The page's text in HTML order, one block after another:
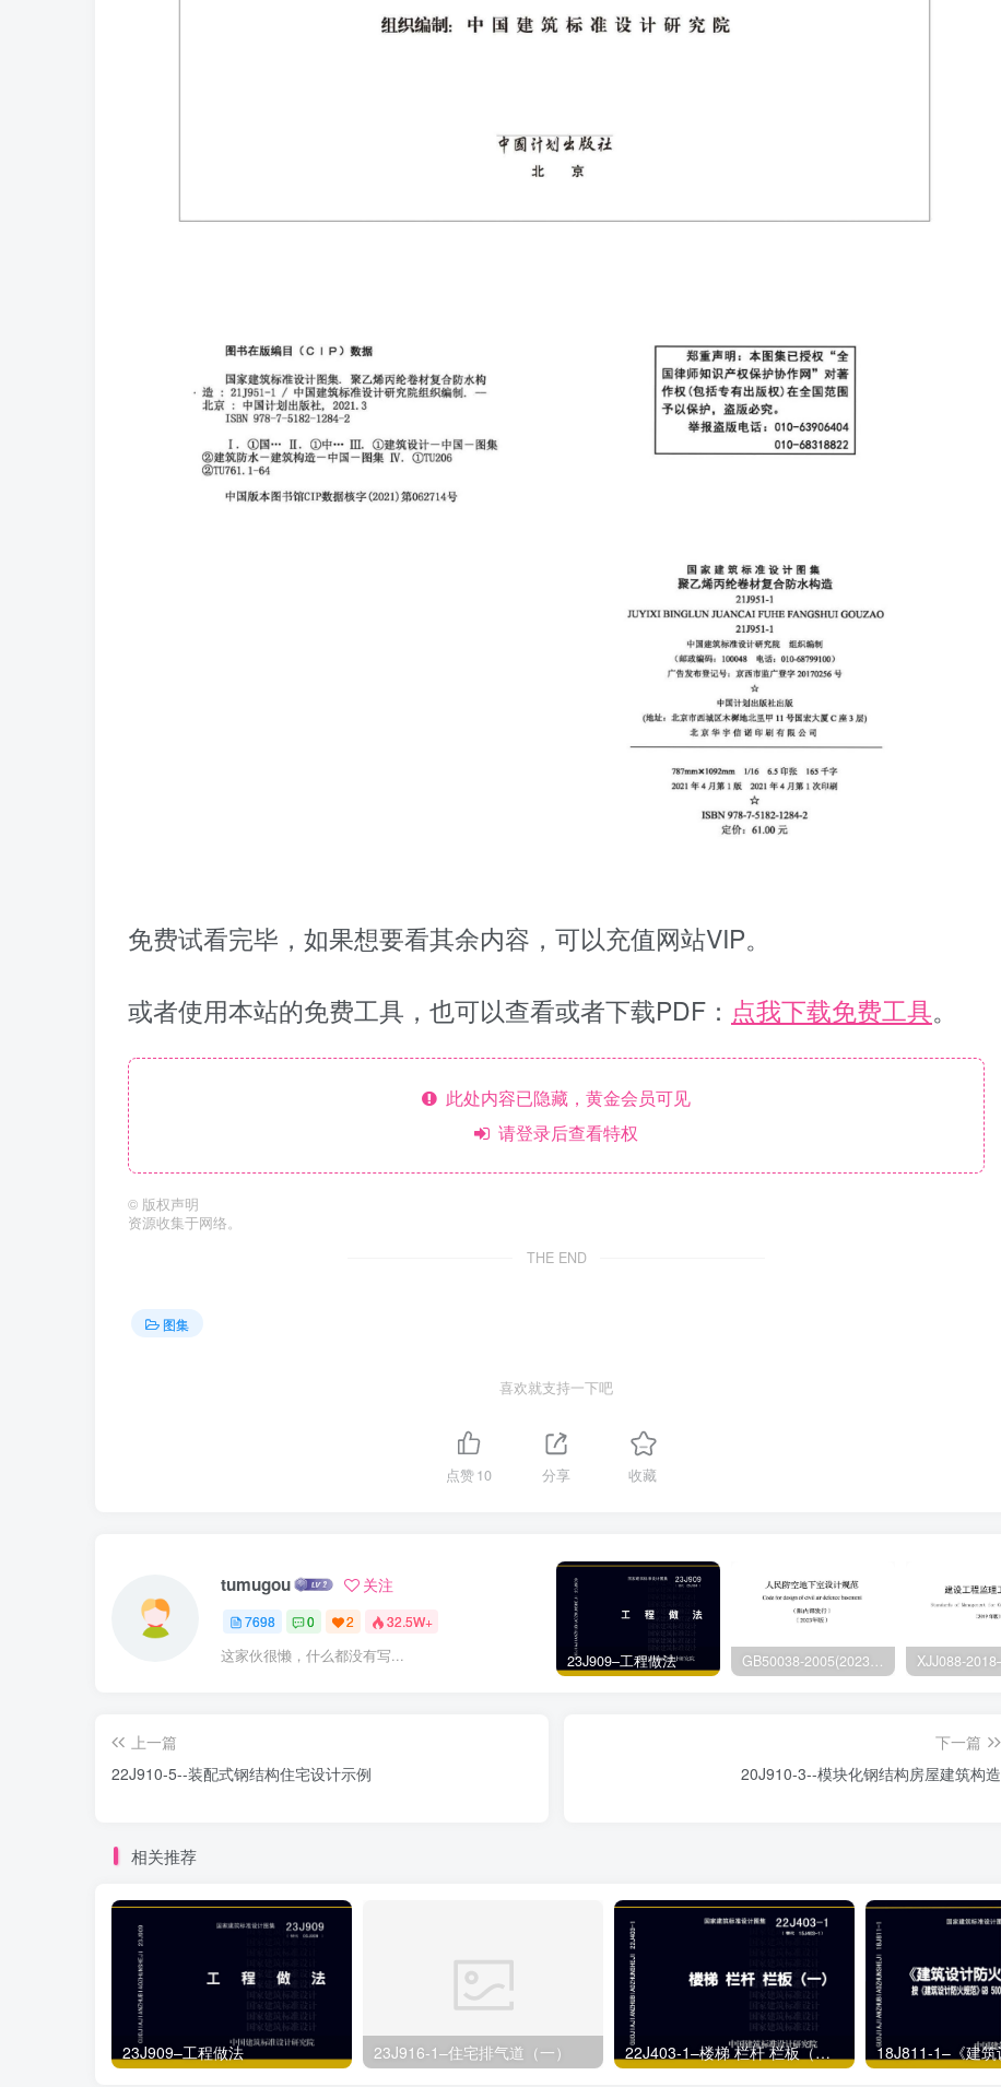
免费试看完毕，如果想要看其余内容，可以充值网站VIP。
或者使用本站的免费工具，也可以查看或者下载PDF： 点我下载免费工具。
此处内容已隐藏，黄金会员可见
请登录后查看特权
© 版权声明
资源收集于网络。
THE END
图集
喜欢就支持一下吧
点赞10 分享 收藏
tumugou 关注
7698 0 2 32.5W+
这家伙很懒，什么都没有写... 23J909–工程做法 GB50038-2005(2023版)–人民防空地下室设计规范
上一篇
22J910-5--装配式钢结构住宅设计示例
下一篇
20J910-3--模块化钢结构房屋建筑构造
相关推荐
23J909–工程做法 23J916-1–住宅排气道（一） 22J403-1–楼梯 栏杆 栏板（一）